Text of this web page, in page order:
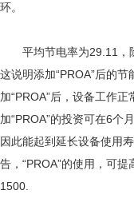
环。
平均节电率为29.11，除
这说明添加“PROA”后的
加“PROA”后，设备工作
加“PROA”的投资可在6个
因此能起到延长设备使用
告，“PROA”的使用，可
1500.